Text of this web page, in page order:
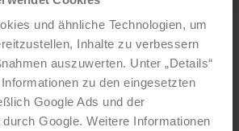
und ähnliche Technologien, um
Inhalte zu verbessern
auszuwerten. Unter „Details“
zu den eingesetzten
Google Ads und der
Google. Weitere Informationen
STUDIENGANG